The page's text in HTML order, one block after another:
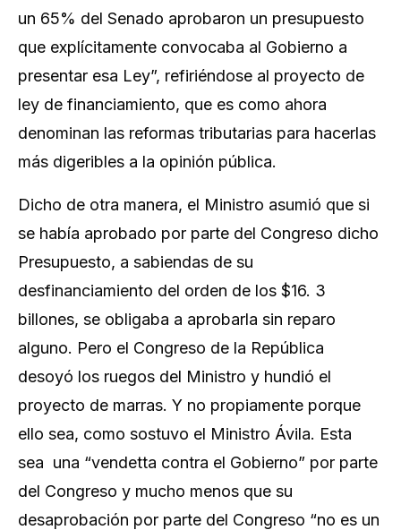
un 65% del Senado aprobaron un presupuesto
que explícitamente convocaba al Gobierno a
presentar esa Ley”, refiriéndose al proyecto de
ley de financiamiento, que es como ahora
denominan las reformas tributarias para hacerlas
más digeribles a la opinión pública.
Dicho de otra manera, el Ministro asumió que si
se había aprobado por parte del Congreso dicho
Presupuesto, a sabiendas de su
desfinanciamiento del orden de los $16. 3
billones, se obligaba a aprobarla sin reparo
alguno. Pero el Congreso de la República
desoyó los ruegos del Ministro y hundió el
proyecto de marras. Y no propiamente porque
ello sea, como sostuvo el Ministro Ávila. Esta
sea una “vendetta contra el Gobierno” por parte
del Congreso y mucho menos que su
desaprobación por parte del Congreso “no es un